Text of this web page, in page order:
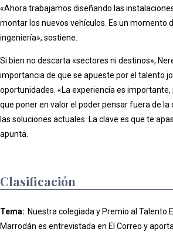
«Ahora trabajamos diseñando las
montar los nuevos vehículos. Es un momento
ingeniería», sostiene.
Si bien no descarta «sectores ni destinos»,
importancia de que se apueste por el talento
oportunidades. «La experiencia es
que poner en valor el poder pensar fuera de la
las soluciones actuales. La clave es que te
apunta.
Clasificación
Tema: Nuestra colegiada y Premio al Talento
Marrodán es entrevistada en El Correo y